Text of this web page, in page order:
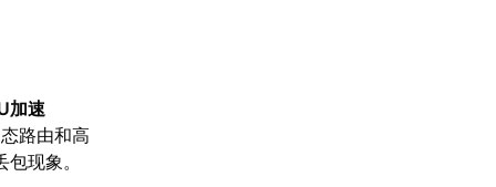
加速
路由和高
现象。